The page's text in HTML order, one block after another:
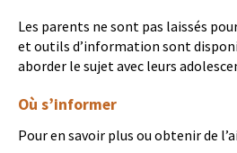
Les parents ne sont pas laissés
et outils d’information sont
aborder le sujet avec leurs
Où s’informer
Pour en savoir plus ou obtenir de